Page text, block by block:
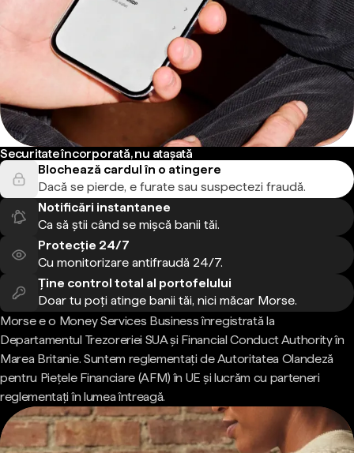
Securitate încorporată, nu atașată
Blochează cardul în o atingere
Dacă se pierde, e furate sau suspectezi fraudă.
Notificări instantanee
Ca să știi când se mișcă banii tăi.
Protecție 24/7
Cu monitorizare antifraudă 24/7.
Ține control total al portofelului
Doar tu poți atinge banii tăi, nici măcar Morse.
Morse e o Money Services Business înregistrată la
Departamentul Trezoreriei SUA și Financial Conduct Authority în
Marea Britanie. Suntem reglementați de Autoritatea Olandeză
pentru Piețele Financiare (AFM) în UE și lucrăm cu parteneri
reglementați în lumea întreagă.